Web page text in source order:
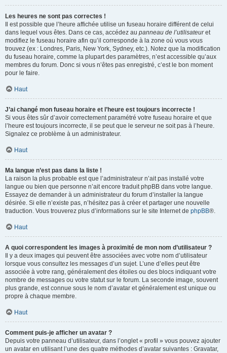
Les heures ne sont pas correctes !
Il est possible que l’heure affichée utilise un fuseau horaire différent de celui
dans lequel vous êtes. Dans ce cas, accédez au panneau de l’utilisateuret
modifiez le fuseau horaire afin qu’il corresponde à la zone où vous vous
trouvez (ex : Londres, Paris, New York, Sydney, etc.). Notez que la modification
du fuseau horaire, comme la plupart des paramètres, n’est accessible qu’aux
membres du forum. Donc si vous n’êtes pas enregistré, c’est le bon moment
pour le faire.
Haut
J’ai changé mon fuseau horaire et l’heure est toujours incorrecte !
Si vous êtes sûr d’avoir correctement paramétré votre fuseau horaire et que
l’heure est toujours incorrecte, il se peut que le serveur ne soit pas à l’heure.
Signalez ce problème à un administrateur.
Haut
Ma langue n’est pas dans la liste !
La raison la plus probable est que l’administrateur n’ait pas installé votre
langue ou bien que personne n’ait encore traduit phpBB dans votre langue.
Essayez de demander à un administrateur du forum d’installer la langue
désirée. Si elle n’existe pas, n’hésitez pas à créer et partager une nouvelle
traduction. Vous trouverez plus d’informations sur le site Internet de phpBB®.
Haut
A quoi correspondent les images à proximité de mon nom d’utilisateur ?
Il y a deux images qui peuvent être associées avec votre nom d’utilisateur
lorsque vous consultez les messages d’un sujet. L’une d’elles peut être
associée à votre rang, généralement des étoiles ou des blocs indiquant votre
nombre de messages ou votre statut sur le forum. La seconde image, souvent
plus grande, est connue sous le nom d’avatar et généralement est unique ou
propre à chaque membre.
Haut
Comment puis-je afficher un avatar ?
Depuis votre panneau d’utilisateur, dans l’onglet « profil » vous pouvez ajouter
un avatar en utilisant l’une des quatre méthodes d’avatar suivantes : Gravatar,